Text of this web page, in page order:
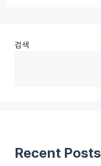
검색
Recent Posts